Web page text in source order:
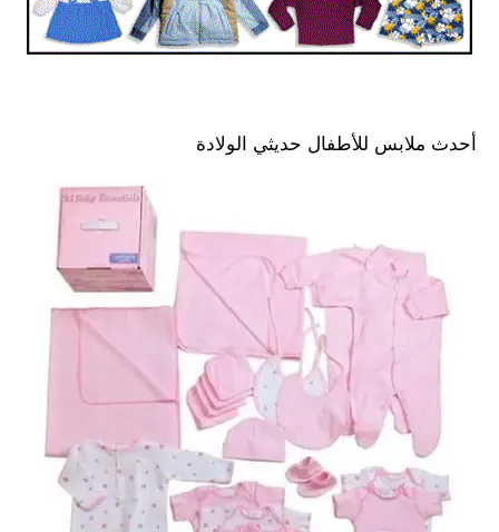
أحدث ملابس للأطفال حديثي الولادة